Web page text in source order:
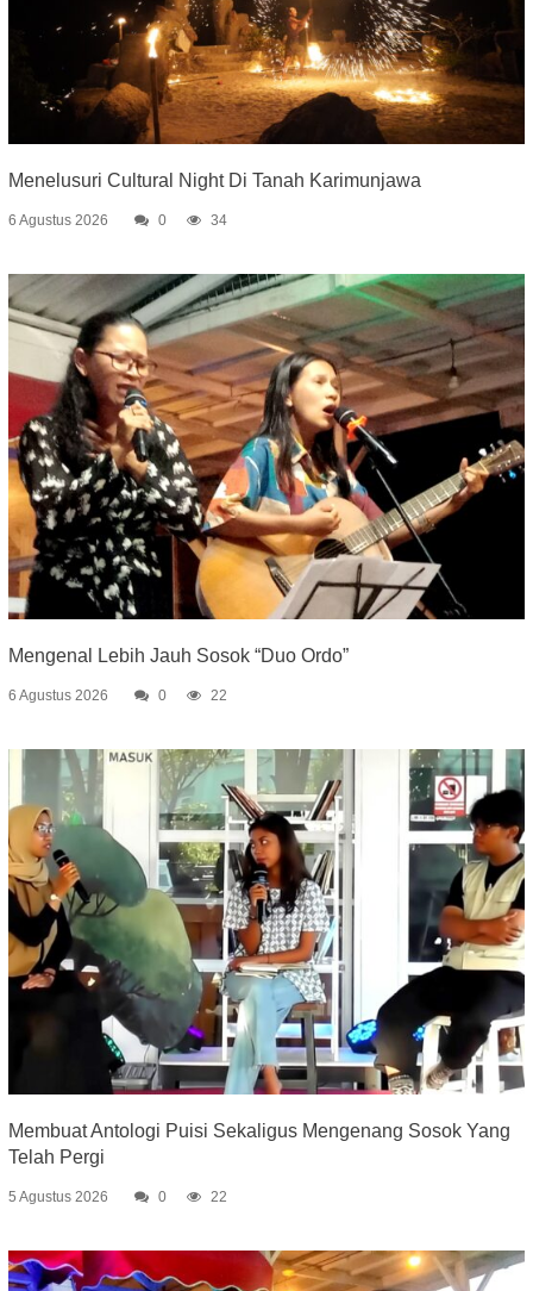
Menelusuri Cultural Night Di Tanah Karimunjawa
6 Agustus 2026 0 34
Mengenal Lebih Jauh Sosok “Duo Ordo”
6 Agustus 2026 0 22
Membuat Antologi Puisi Sekaligus Mengenang Sosok Yang
Telah Pergi
5 Agustus 2026 0 22